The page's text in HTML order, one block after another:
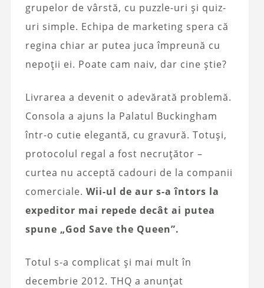
grupelor de vârstă, cu puzzle-uri și quiz-
uri simple. Echipa de marketing spera că
regina chiar ar putea juca împreună cu
nepoții ei. Poate cam naiv, dar cine știe?
Livrarea a devenit o adevărată problemă.
Consola a ajuns la Palatul Buckingham
într-o cutie elegantă, cu gravură. Totuși,
protocolul regal a fost necruțător –
curtea nu acceptă cadouri de la companii
comerciale. Wii-ul de aur s-a întors la
expeditor mai repede decât ai putea
spune „God Save the Queen”.
Totul s-a complicat și mai mult în
decembrie 2012. THQ a anunțat